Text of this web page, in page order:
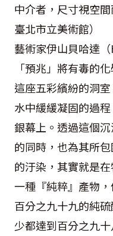
中介者，尺寸視空
臺北市立美術館）
藝術家伊山貝哈達
「預兆」將有毒的
這座五彩繽紛的洞
水中緩緩凝固的過
銀幕上。透過這個
的同時，也為其所
的汙染，其實就是
一種『純粹』產物
百分之九十九的純
少都達到百分之九